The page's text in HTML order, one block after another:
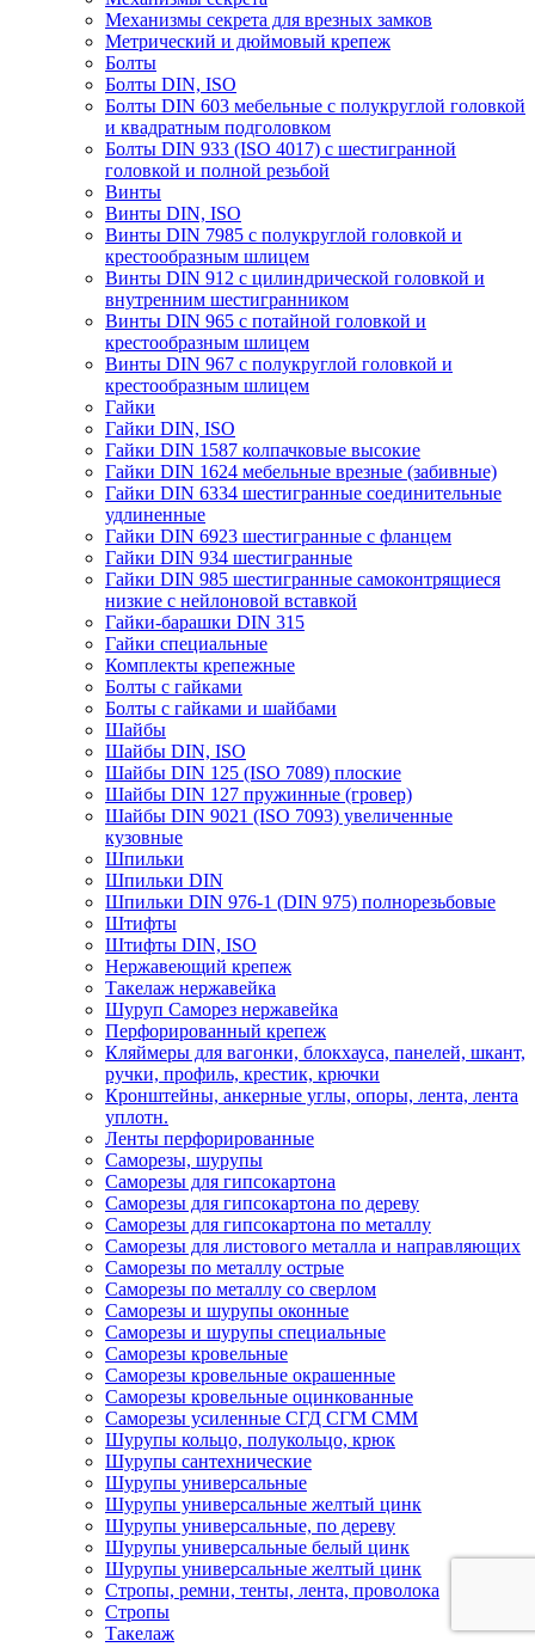
Механизмы секрета для врезных замков
Метрический и дюймовый крепеж
Болты
Болты DIN, ISO
Болты DIN 603 мебельные с полукруглой головкой
и квадратным подголовком
Болты DIN 933 (ISO 4017) с шестигранной
головкой и полной резьбой
Винты
Винты DIN, ISO
Винты DIN 7985 с полукруглой головкой и
крестообразным шлицем
Винты DIN 912 с цилиндрической головкой и
внутренним шестигранником
Винты DIN 965 с потайной головкой и
крестообразным шлицем
Винты DIN 967 с полукруглой головкой и
крестообразным шлицем
Гайки
Гайки DIN, ISO
Гайки DIN 1587 колпачковые высокие
Гайки DIN 1624 мебельные врезные (забивные)
Гайки DIN 6334 шестигранные соединительные
удлиненные
Гайки DIN 6923 шестигранные с фланцем
Гайки DIN 934 шестигранные
Гайки DIN 985 шестигранные самоконтрящиеся
низкие с нейлоновой вставкой
Гайки-барашки DIN 315
Гайки специальные
Комплекты крепежные
Болты с гайками
Болты с гайками и шайбами
Шайбы
Шайбы DIN, ISO
Шайбы DIN 125 (ISO 7089) плоские
Шайбы DIN 127 пружинные (гровер)
Шайбы DIN 9021 (ISO 7093) увеличенные
кузовные
Шпильки
Шпильки DIN
Шпильки DIN 976-1 (DIN 975) полнорезьбовые
Штифты
Штифты DIN, ISO
Нержавеющий крепеж
Такелаж нержавейка
Шуруп Саморез нержавейка
Перфорированный крепеж
Кляймеры для вагонки, блокхауса, панелей, шкант,
ручки, профиль, крестик, крючки
Кронштейны, анкерные углы, опоры, лента, лента
уплотн.
Ленты перфорированные
Саморезы, шурупы
Саморезы для гипсокартона
Саморезы для гипсокартона по дереву
Саморезы для гипсокартона по металлу
Саморезы для листового металла и направляющих
Саморезы по металлу острые
Саморезы по металлу со сверлом
Саморезы и шурупы оконные
Саморезы и шурупы специальные
Саморезы кровельные
Саморезы кровельные окрашенные
Саморезы кровельные оцинкованные
Саморезы усиленные СГД СГМ СММ
Шурупы кольцо, полукольцо, крюк
Шурупы сантехнические
Шурупы универсальные
Шурупы универсальные желтый цинк
Шурупы универсальные, по дереву
Шурупы универсальные белый цинк
Шурупы универсальные желтый цинк
Стропы, ремни, тенты, лента, проволока
Стропы
Такелаж